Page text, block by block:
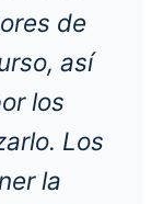
de
así
los
Los
la